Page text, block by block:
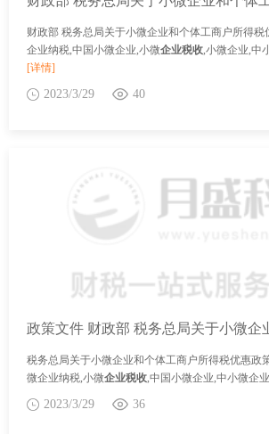
财政部 税务总局关于小微企业和个体工商户所得
企业纳税,中国小微企业,小微企业税收,小微企业,中
[详情]
2023/3/29 40
税务总局关于小微企业和个体工商户所得税优惠政
微企业纳税,小微企业税收,中国小微企业,中小微企
2023/3/29 36